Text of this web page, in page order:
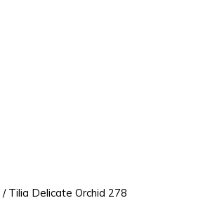
/ Tilia Delicate Orchid 278